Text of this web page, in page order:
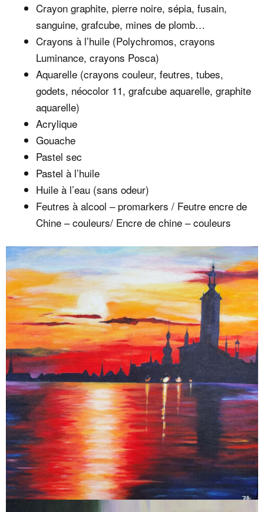
Crayon graphite, pierre noire, sépia, fusain,
sanguine, grafcube, mines de plomb…
Crayons à l’huile (Polychromos, crayons
Luminance, crayons Posca)
Aquarelle (crayons couleur, feutres, tubes,
godets, néocolor 11, grafcube aquarelle, graphite
aquarelle)
Acrylique
Gouache
Pastel sec
Pastel à l’huile
Huile à l’eau (sans odeur)
Feutres à alcool – promarkers / Feutre encre de
Chine – couleurs/ Encre de chine – couleurs